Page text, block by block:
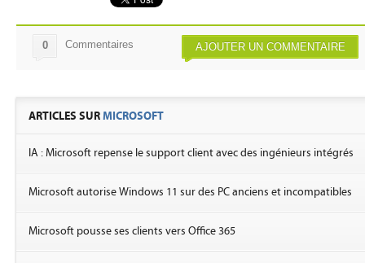
AJOUTER UN COMMENTAIRE
0 Commentaires
ARTICLES SURMICROSOFT
IA : Microsoft repense le support client avec des ingénieurs intégrés
Microsoft autorise Windows 11 sur des PC anciens et incompatibles
Microsoft pousse ses clients vers Office 365